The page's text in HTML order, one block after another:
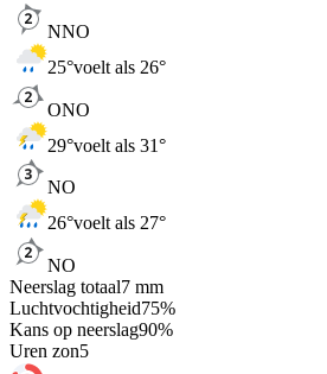
NNO
25°voelt als 26°
ONO
29°voelt als 31°
NO
26°voelt als 27°
NO
Neerslag totaal7 mm
Luchtvochtigheid75%
Kans op neerslag90%
Uren zon5